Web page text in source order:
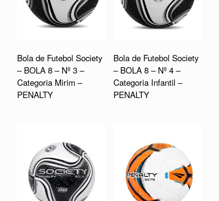
Bola de Futebol Society
– BOLA 8 – Nº 3 –
Categoria Mirim –
PENALTY
Bola de Futebol Society
– BOLA 8 – Nº 4 –
Categoria Infantil –
PENALTY